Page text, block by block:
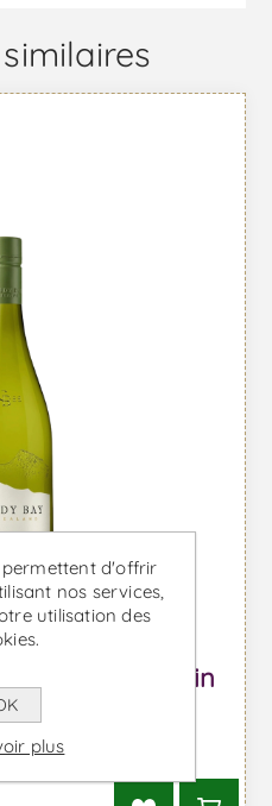
Blanc - Vin
TTC
permettent d'offrir
nos services,
utilisation des
plus